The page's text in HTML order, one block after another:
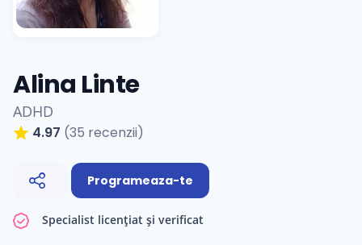
Alina Linte
ADHD
4.97 (35 recenzii)
Programeaza-te
Specialist licențiat și verificat